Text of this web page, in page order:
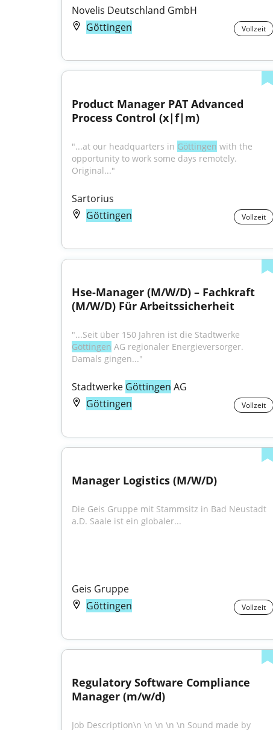
Novelis Deutschland GmbH
Göttingen
Vollzeit
Product Manager PAT Advanced
Process Control (x|f|m)
"...at our headquarters in Göttingen with the
opportunity to work some days remotely.
Original..."
Sartorius
Göttingen
Vollzeit
Hse-Manager (M/W/D) – Fachkraft
(M/W/D) Für Arbeitssicherheit
Göttingen AG regionaler Energieversorger.
Damals gingen..."
Stadtwerke Göttingen AG
Göttingen
Vollzeit
Manager Logistics (M/W/D)
Die Geis Gruppe mit Stammsitz in Bad Neustadt
a.D. Saale ist ein globaler...
Geis Gruppe
Göttingen
Vollzeit
Regulatory Software Compliance
Manager (m/w/d)
Job Description\n \n \n \n \n Sound made by